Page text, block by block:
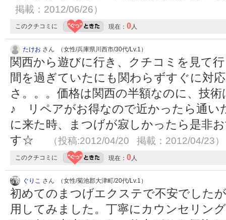
掲載：2012/06/26）
このクチコミに 現在： 0人
たけお さん （女性/兵庫県川西市/30代/Lv.1）
関西から遊びに行き、クチコミを見て
間を過ぎていたにも関わらずすぐに対
さ。。。価格は関西の半額なのに、技
♪ リペアがお得なので近かったら通
に来た時、まつげが寂しかったら是非
す☆
（投稿:2012/04/20 掲載：2012/04/23）
このクチコミに 現在： 0人
ぐりこ さん （女性/菊池郡大津町/20代/Lv.1）
初めてのまつげエクステで不安でした
用してみました。丁寧にカウンセリン